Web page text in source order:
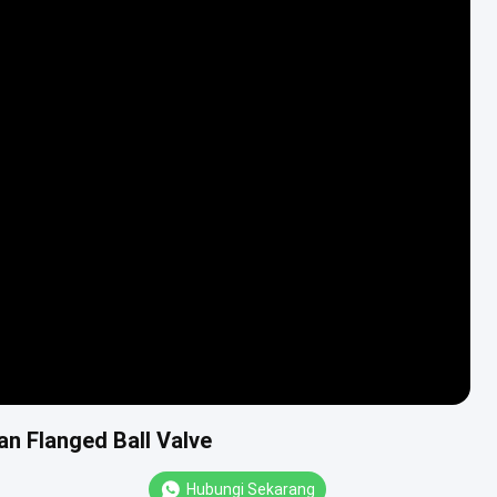
Flanged Ball Valve
Hubungi Sekarang